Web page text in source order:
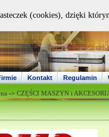
Kontakt Regulamin
-> CZĘŚCI MASZYN i
(cookies), dzięki